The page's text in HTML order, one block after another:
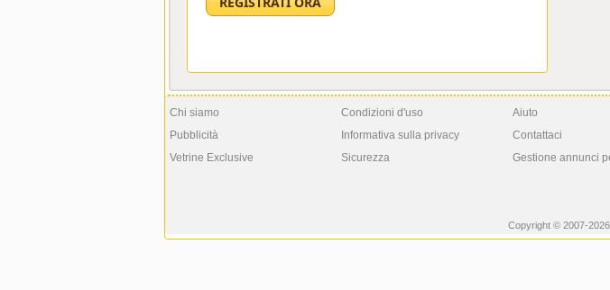
Chi siamo
Pubblicità
Vetrine Exclusive
Condizioni d'uso
Informativa sulla privacy
Sicurezza
Aiuto
Contattaci
Gestione annunci
Copyright © 2007-